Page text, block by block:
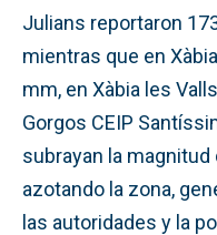
Julians reportaron
mientras que en
mm, en Xàbia les
Gorgos CEIP
subrayan la
azotando la zona,
las autoridades y la